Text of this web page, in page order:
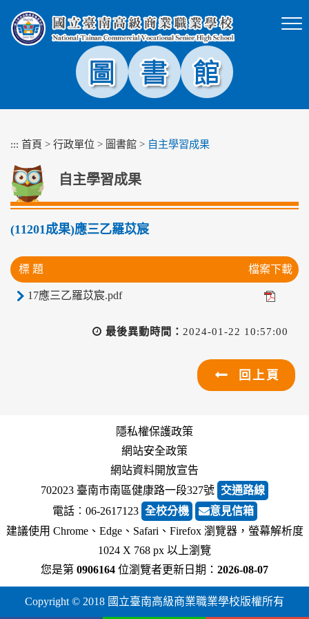
塊
::: 首頁 > 行政單位 > 圖書館 > 自主學習成果
自主學習成果
(11201成果)應三乙羅苡宸
標 題 檔案下載
17應三乙羅苡宸.pdf
最後異動時間： 2024-01-22 10:57:00
回上頁
隱私權保護政策
網站安全政策
網站資料開放宣告
702023 臺南市南區健康路一段327號 交通路線
電話︰06-2617123 全校分機
意見信箱
建議使用 Chrome、Edge、Safari、Firefox 瀏覽器，螢幕解析度
1024 X 768 px 以上瀏覽
您是第 0906164 位瀏覽者更新日期： 2026-08-07
Copyright © 2018 國立臺南高級商業職業學校版權所有